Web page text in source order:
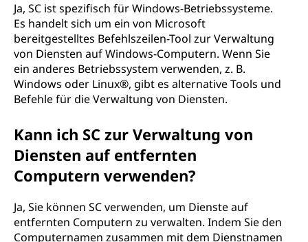
Ja, SC ist spezifisch für Windows-Betriebssysteme.
Es handelt sich um ein von Microsoft
bereitgestelltes Befehlszeilen-Tool zur Verwaltung
von Diensten auf Windows-Computern. Wenn Sie
ein anderes Betriebssystem verwenden, z. B.
Windows oder Linux®, gibt es alternative Tools und
Befehle für die Verwaltung von Diensten.
Kann ich SC zur Verwaltung von
Diensten auf entfernten
Computern verwenden?
Ja, Sie können SC verwenden, um Dienste auf
entfernten Computern zu verwalten. Indem Sie den
Computernamen zusammen mit dem Dienstnamen